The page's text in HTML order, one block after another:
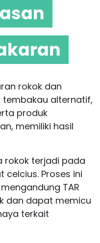
rokok dan
alternatif,
produk
memiliki hasil
rokok terjadi pada
celcius. Proses ini
TAR
dan dapat memicu
terkait